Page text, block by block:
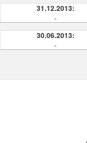
31.12.2013:
-
30.06.2013:
-